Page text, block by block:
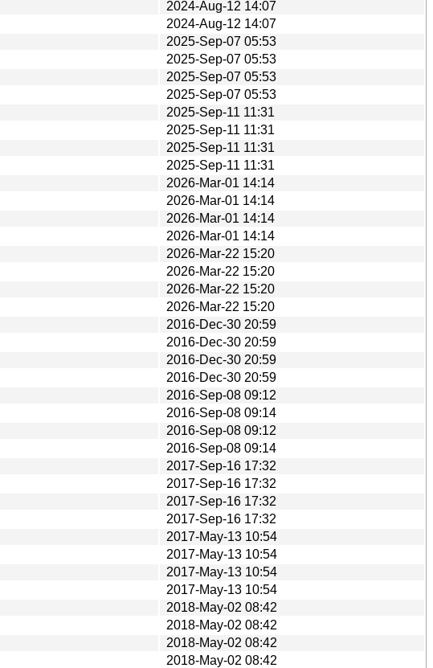
2024-Aug-12 14:07
2024-Aug-12 14:07
2025-Sep-07 05:53
2025-Sep-07 05:53
2025-Sep-07 05:53
2025-Sep-07 05:53
2025-Sep-11 11:31
2025-Sep-11 11:31
2025-Sep-11 11:31
2025-Sep-11 11:31
2026-Mar-01 14:14
2026-Mar-01 14:14
2026-Mar-01 14:14
2026-Mar-01 14:14
2026-Mar-22 15:20
2026-Mar-22 15:20
2026-Mar-22 15:20
2026-Mar-22 15:20
2016-Dec-30 20:59
2016-Dec-30 20:59
2016-Dec-30 20:59
2016-Dec-30 20:59
2016-Sep-08 09:12
2016-Sep-08 09:14
2016-Sep-08 09:12
2016-Sep-08 09:14
2017-Sep-16 17:32
2017-Sep-16 17:32
2017-Sep-16 17:32
2017-Sep-16 17:32
2017-May-13 10:54
2017-May-13 10:54
2017-May-13 10:54
2017-May-13 10:54
2018-May-02 08:42
2018-May-02 08:42
2018-May-02 08:42
2018-May-02 08:42